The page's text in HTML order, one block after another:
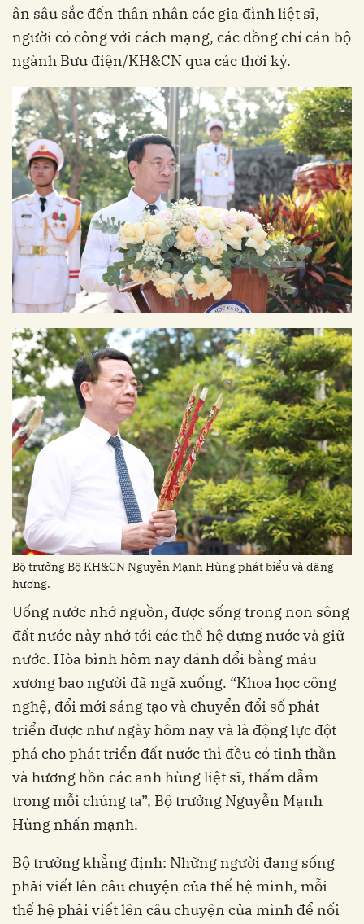
ân sâu sắc đến thân nhân các gia đình liệt sĩ,
người có công với cách mạng, các đồng chí cán bộ
ngành Bưu điện/KH&CN qua các thời kỳ.
Bộ trưởng Bộ KH&CN Nguyễn Mạnh Hùng phát biểu và dâng
hương.
Uống nước nhớ nguồn, được sống trong non sông
đất nước này nhớ tới các thế hệ dựng nước và giữ
nước. Hòa bình hôm nay đánh đổi bằng máu
xương bao người đã ngã xuống. “Khoa học công
nghệ, đổi mới sáng tạo và chuyển đổi số phát
triển được như ngày hôm nay và là động lực đột
phá cho phát triển đất nước thì đều có tinh thần
và hương hồn các anh hùng liệt sĩ, thấm đẫm
trong mỗi chúng ta”, Bộ trưởng Nguyễn Mạnh
Hùng nhấn mạnh.
Bộ trưởng khẳng định: Những người đang sống
phải viết lên câu chuyện của thế hệ mình, mỗi
thế hệ phải viết lên câu chuyện của mình để nối